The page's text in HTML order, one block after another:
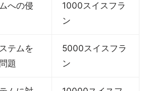
への侵
1000スイスフラ
ン
テムを
題
5000スイスフラ
ン